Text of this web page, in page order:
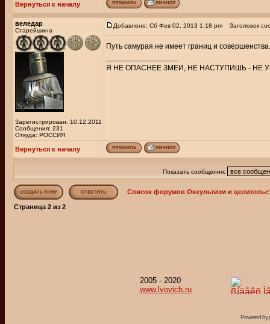
Вернуться к началу
веледар
Старейшина
Зарегистрирован: 10.12.2011
Сообщения: 231
Откуда: РОССИЯ
Добавлено: Сб Фев 02, 2013 1:18 pm Заголовок
Путь самурая не имеет границ и
Я НЕ ОПАСНЕЕ ЗМЕИ, НЕ НАСТУПИШЬ - НЕ
Вернуться к началу
Показать сообщения:
Список форумов Оккультизм и
Страница 2 из 2
2005 - 2020
www.lvovich.ru
Powered by